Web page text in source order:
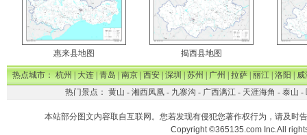
惠来县地图 揭西县地图
热点城市：杭州|大连|青岛|南京|西安|深圳|苏州|广州|拉萨|丽江|洛阳|威
热门景点： 黄山 - 湘西凤凰- 九寨沟 - 广西漓江- 天涯海角 - 泰山 -
本站部分图文内容取自互联网。您若发现有侵犯您著作权行为，请及时
Copyright ©365135.com Inc.All